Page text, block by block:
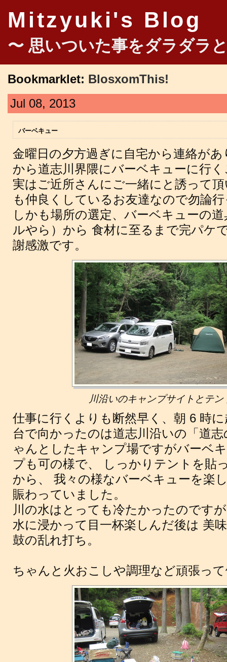
Mitzyuki's Blog
〜 思いついた事をダラダラ
Bookmarklet: BlosxomThis!
Jul 08, 2013
バーベキュー
金曜日の夕方過ぎに自宅から連絡が
から道志川界隈にバーベキューに行
実はご近所さんにご一緒にと誘って
も仲良くしているお友達なので勿論
しかも場所の選定、バーベキューの
ルやら）から 食材に至るまで完パケ
謝感激です。
川沿いのキャンプサイトとテン
仕事に行くよりも断然早く、朝 6 時
台で向かったのは道志川沿いの「道
ゃんとしたキャンプ場ですがバーベ
プも可の様で、 しっかりテントを貼
から、 我々の様なバーベキューを楽
賑わっていました。
川の水はとっても冷たかったのです
水に浸かって目一杯楽しんだ後は 美
鼓の乱れ打ち。
ちゃんと火おこしや調理など頑張っ